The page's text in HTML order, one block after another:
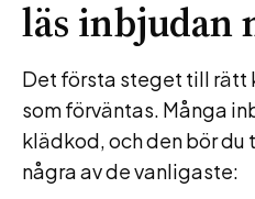
läs inbjudan
Det första steget till rätt
som förväntas. Många
klädkod, och den bör du
några av de vanligaste: